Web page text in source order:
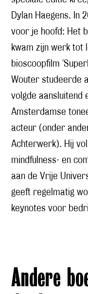
Dylan Haegens. In
voor je hoofd: Het
kwam zijn werk tot
bioscoopfilm
Wouter studeerde
volgde aansluitend
Amsterdamse
acteur (onder
Achterwerk). Hij
mindfulness- en
aan de Vrije
geeft regelmatig
keynotes voor
Andere